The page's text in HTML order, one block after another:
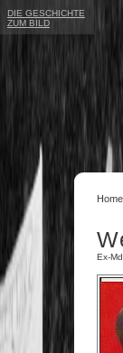
Home
Ex-
DIE GESCHICHTE
ZUM BILD